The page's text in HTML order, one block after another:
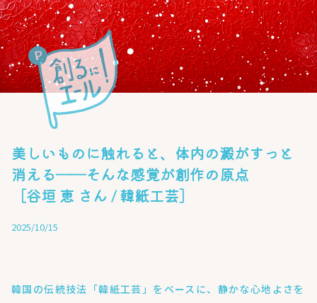
美しいものに触れると、体内の澱がすっと
消える――そんな感覚が創作の原点
［谷垣 恵 さん / 韓紙工芸］
2025/10/15
韓国の伝統技法「韓紙工芸」をベースに、静かな心地よさを